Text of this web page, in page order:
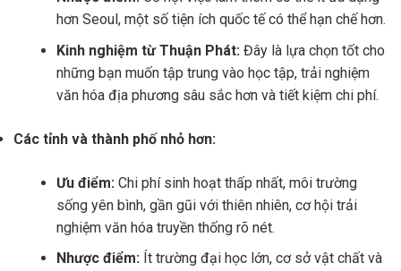
hơn Seoul, một số tiện ích quốc tế có thể hạn chế hơn.
Kinh nghiệm từ Thuận Phát: Đây là lựa chọn tốt cho
những bạn muốn tập trung vào học tập, trải nghiệm
văn hóa địa phương sâu sắc hơn và tiết kiệm chi phí.
Các tỉnh và thành phố nhỏ hơn:
Ưu điểm: Chi phí sinh hoạt thấp nhất, môi trường
sống yên bình, gần gũi với thiên nhiên, cơ hội trải
nghiệm văn hóa truyền thống rõ nét.
Nhược điểm: Ít trường đại học lớn, cơ sở vật chất và